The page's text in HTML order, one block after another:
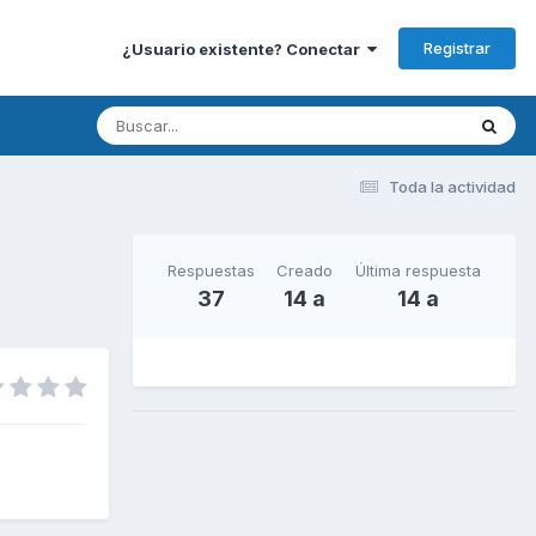
¿Usuario existente? Conectar Registrar
Toda la actividad
Respuestas
37
Creado
14 a
Última respuesta
14 a